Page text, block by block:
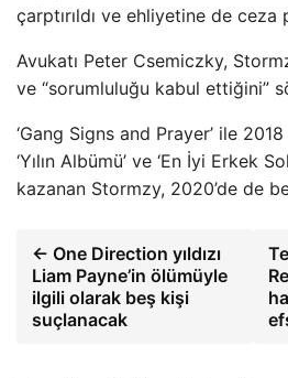
çarptırıldı ve ehliyetine de ceza
Avukatı Peter Csemiczky,
ve “sorumluluğu kabul ettiğini”
‘Gang Signs and Prayer’ ile
‘Yılın Albümü’ ve ‘En İyi Erkek
kazanan Stormzy, 2020’de de
← One Direction yıldızı
Liam Payne’in ölümüyle
ilgili olarak beş kişi
suçlanacak